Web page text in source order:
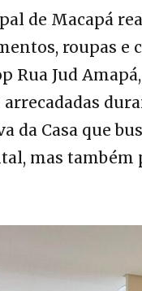
de Macapá
roupas e
Rua Jud
da Casa que
mas também